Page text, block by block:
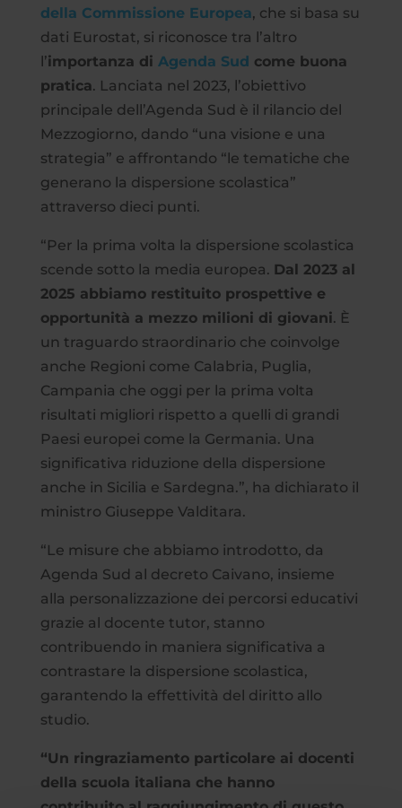
della Commissione Europea, che si basa su
dati Eurostat, si riconosce tra l’altro
l’importanza di Agenda Sud come buona
pratica. Lanciata nel 2023, l’obiettivo
principale dell’Agenda Sud è il rilancio del
Mezzogiorno, dando “una visione e una
strategia” e affrontando “le tematiche che
generano la dispersione scolastica”
attraverso dieci punti.
“Per la prima volta la dispersione scolastica
scende sotto la media europea. Dal 2023 al
2025 abbiamo restituito prospettive e
opportunità a mezzo milioni di giovani. È
un traguardo straordinario che coinvolge
anche Regioni come Calabria, Puglia,
Campania che oggi per la prima volta
risultati migliori rispetto a quelli di grandi
Paesi europei come la Germania. Una
significativa riduzione della dispersione
anche in Sicilia e Sardegna.”, ha dichiarato il
ministro Giuseppe Valditara.
“Le misure che abbiamo introdotto, da
Agenda Sud al decreto Caivano, insieme
alla personalizzazione dei percorsi educativi
grazie al docente tutor, stanno
contribuendo in maniera significativa a
contrastare la dispersione scolastica,
garantendo la effettività del diritto allo
studio.
“Un ringraziamento particolare ai docenti
della scuola italiana che hanno